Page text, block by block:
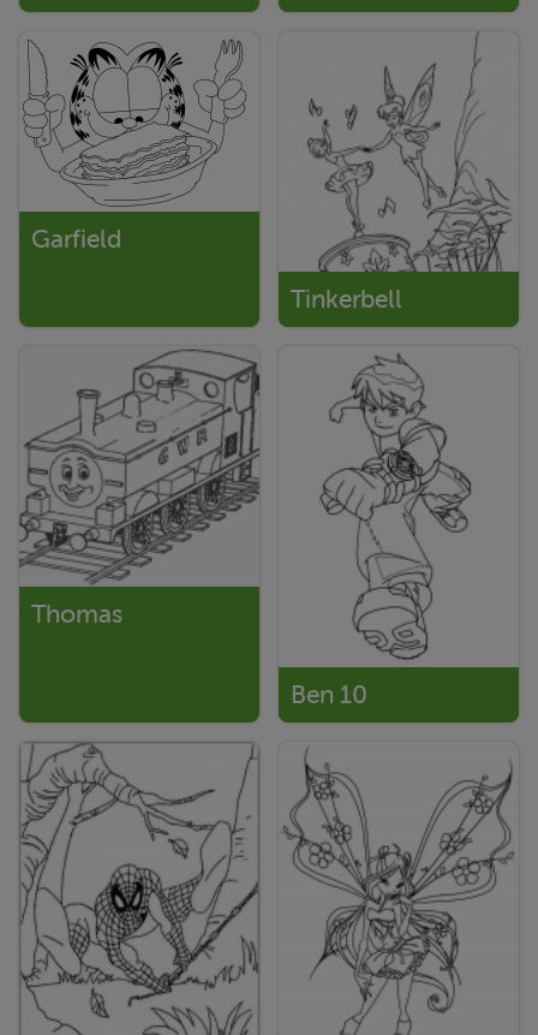
Garfield
Tinkerbell
Thomas
Ben 10